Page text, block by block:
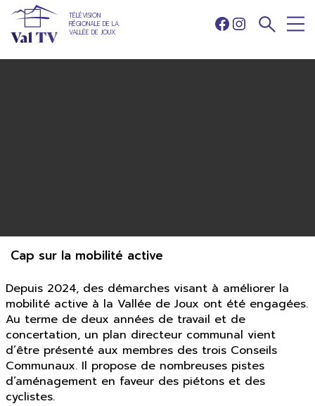
TÉLÉVISION
RÉGIONALE DE LA
VALLÉE DE JOUX
Facebook
Instagram
Cap sur la mobilité active
Depuis 2024, des démarches visant à améliorer la
mobilité active à la Vallée de Joux ont été engagées.
Au terme de deux années de travail et de
concertation, un plan directeur communal vient
d’être présenté aux membres des trois Conseils
Communaux. Il propose de nombreuses pistes
d’aménagement en faveur des piétons et des
cyclistes.